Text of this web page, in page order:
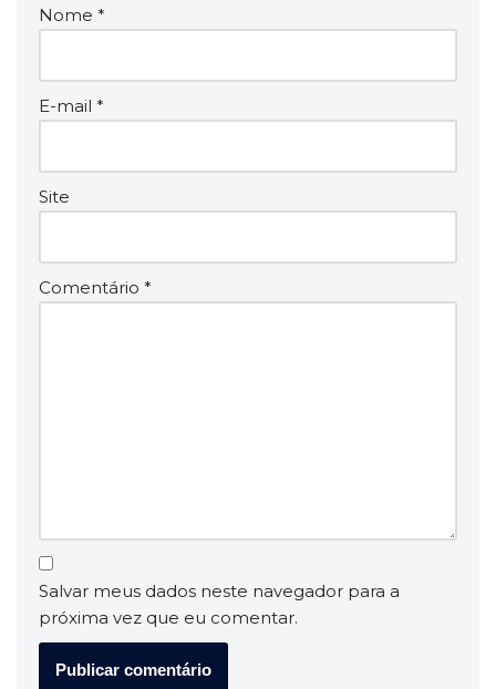
Nome *
E-mail *
Site
Comentário *
Salvar meus dados neste navegador para a
próxima vez que eu comentar.